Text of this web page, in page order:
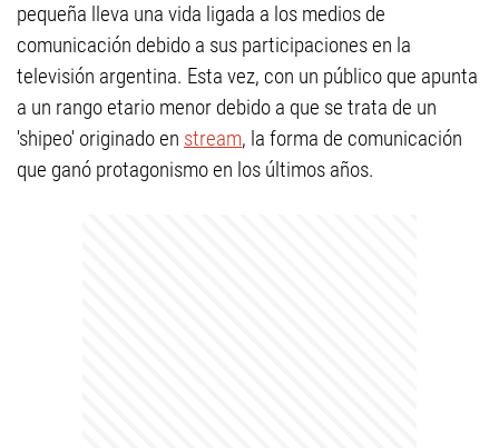
pequeña lleva una vida ligada a los medios de
comunicación debido a sus participaciones en la
televisión argentina. Esta vez, con un público que apunta
a un rango etario menor debido a que se trata de un
'shipeo' originado en stream, la forma de comunicación
que ganó protagonismo en los últimos años.